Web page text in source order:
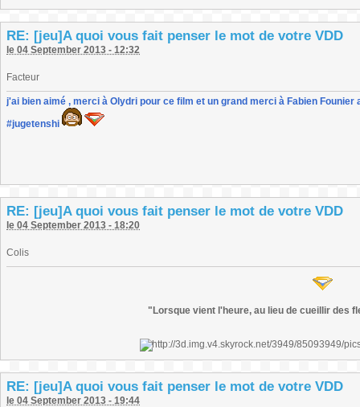
RE: [jeu]A quoi vous fait penser le mot de votre VDD
le 04 September 2013 - 12:32
Facteur
j'ai bien aimé , merci à Olydri pour ce film et un grand merci à Fabien
#jugetenshi
RE: [jeu]A quoi vous fait penser le mot de votre VDD
le 04 September 2013 - 18:20
Colis
"Lorsque vient l'heure, au lieu de cueillir des
RE: [jeu]A quoi vous fait penser le mot de votre VDD
le 04 September 2013 - 19:44